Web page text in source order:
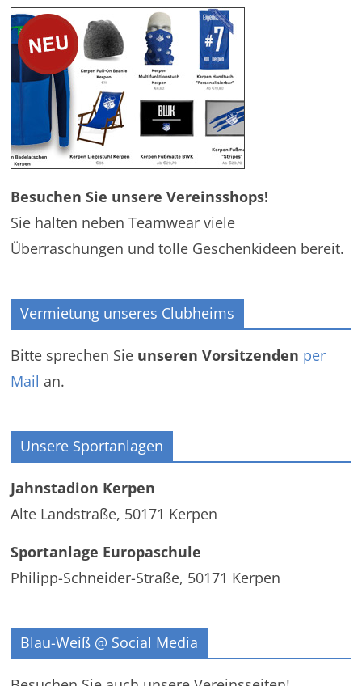
Besuchen Sie unsere Vereinsshops!
Sie halten neben Teamwear viele
Überraschungen und tolle Geschenkideen bereit.
Vermietung unseres Clubheims
Bitte sprechen Sie unseren Vorsitzenden per
Mail an.
Unsere Sportanlagen
Jahnstadion Kerpen
Alte Landstraße, 50171 Kerpen
Sportanlage Europaschule
Philipp-Schneider-Straße, 50171 Kerpen
Blau-Weiß @ Social Media